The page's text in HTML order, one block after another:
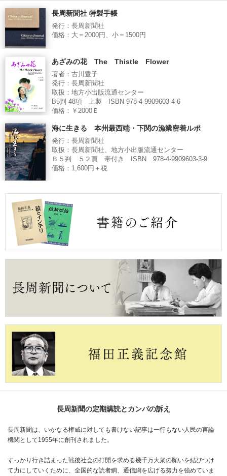
長周新聞社 特製手帳
発行：長周新聞社
価格：大＝2000円、小＝1500円
あざみの花 The Thistle Flower
著者：古川豊子
発行：長周新聞社
取扱：地方小出版流通センター
B5判 48項 上製 ISBN 978-4-9909603-4-6
価格：￥2000Ｅ
海に生きる 本州最西端・下関の漁業密着ルポ
発行：長周新聞社
取扱：長周新聞社、地方小出版流通センター
Ｂ５判 ５２頁 帯付き ISBN 978-4-9909603-3-9
価格：1,600円＋税
長周新聞の定期購読とカンパの訴え
長周新聞は、いかなる権威に対しても書けない記事は一行もない人民の言論
機関として1955年に創刊されました。
すっかり行き詰まった戦後社会の打開を求める幾千万大衆の願いを結びつけ
て力にしていくために、全国的な読者網、通信網を広げる努力を強めていま